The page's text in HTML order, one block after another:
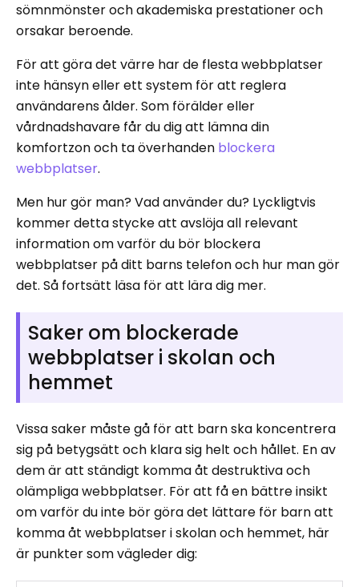
sömnmönster och akademiska prestationer och
orsakar beroende.
För att göra det värre har de flesta webbplatser
inte hänsyn eller ett system för att reglera
användarens ålder. Som förälder eller
vårdnadshavare får du dig att lämna din
komfortzon och ta överhanden blockera
webbplatser.
Men hur gör man? Vad använder du? Lyckligtvis
kommer detta stycke att avslöja all relevant
information om varför du bör blockera
webbplatser på ditt barns telefon och hur man gör
det. Så fortsätt läsa för att lära dig mer.
Saker om blockerade
webbplatser i skolan och
hemmet
Vissa saker måste gå för att barn ska koncentrera
sig på betygsätt och klara sig helt och hållet. En av
dem är att ständigt komma åt destruktiva och
olämpliga webbplatser. För att få en bättre insikt
om varför du inte bör göra det lättare för barn att
komma åt webbplatser i skolan och hemmet, här
är punkter som vägleder dig: